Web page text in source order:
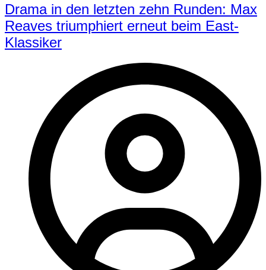
Drama in den letzten zehn Runden: Max
Reaves triumphiert erneut beim East-
Klassiker